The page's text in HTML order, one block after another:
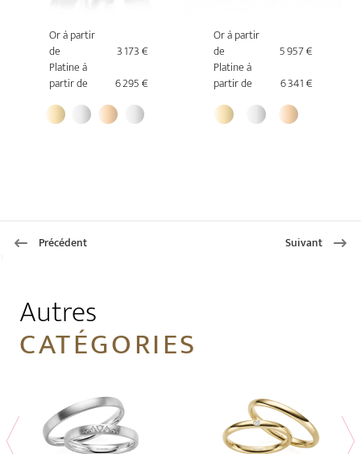
Or à partir
de
3 173 €
Platine à
partir de
6 295 €
Or à partir
de
5 957 €
Platine à
partir de
6 341 €
Précédent Suivant
Autres
CATÉGORIES